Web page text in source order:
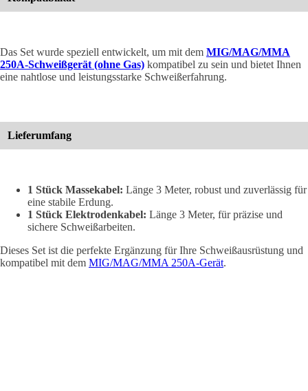
Das Set wurde speziell entwickelt, um mit dem MIG/MAG/MMA
250A-Schweißgerät (ohne Gas) kompatibel zu sein und bietet Ihnen
eine nahtlose und leistungsstarke Schweißerfahrung.
Lieferumfang
1 Stück Massekabel: Länge 3 Meter, robust und zuverlässig für
eine stabile Erdung.
1 Stück Elektrodenkabel: Länge 3 Meter, für präzise und
sichere Schweißarbeiten.
Dieses Set ist die perfekte Ergänzung für Ihre Schweißausrüstung und
kompatibel mit dem MIG/MAG/MMA 250A-Gerät.